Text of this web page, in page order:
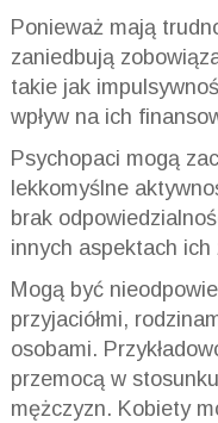
Ponieważ mają
zaniedbują
takie jak
wpływ na ich
Psychopaci mogą
lekkomyślne
brak
innych aspektach ich
Mogą być
przyjaciółmi,
osobami.
przemocą w
mężczyzn. Kobiety